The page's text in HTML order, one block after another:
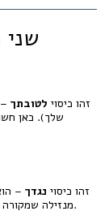
🔀
זהו כיסוי לטובתך
שלך). כאן
זהו כיסוי נגדך –
מנזילהלפי פקודת הנזיקין.